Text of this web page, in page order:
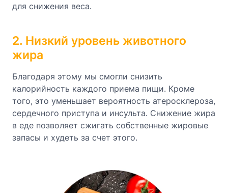
для снижения веса.
2. Низкий уровень животного
жира
Благодаря этому мы смогли снизить
калорийность каждого приема пищи. Кроме
того, это уменьшает вероятность атеросклероза,
сердечного приступа и инсульта. Снижение жира
в еде позволяет сжигать собственные жировые
запасы и худеть за счет этого.